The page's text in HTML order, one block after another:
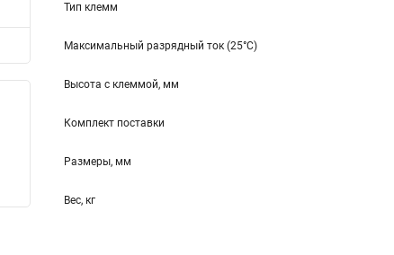
Тип клемм
Максимальный разрядный ток (25°С)
Высота c клеммой, мм
Комплект поставки
Размеры, мм
Вес, кг